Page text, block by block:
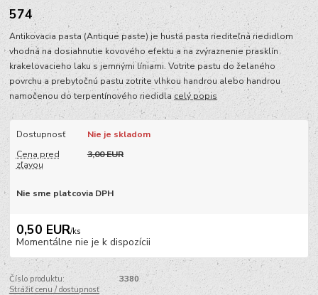
574
Antikovacia pasta (Antique paste) je hustá pasta riediteľná riedidlom
vhodná na dosiahnutie kovového efektu a na zvýraznenie prasklín
krakelovacieho laku s jemnými líniami. Votrite pastu do želaného
povrchu a prebytočnú pastu zotrite vlhkou handrou alebo handrou
namočenou do terpentínového riedidla celý popis
Dostupnosť
Nie je skladom
Cena pred
zľavou
3,00 EUR
Nie sme platcovia DPH
0,50 EUR/ks
Momentálne nie je k dispozícii
Číslo produktu:
3380
Strážiť cenu / dostupnosť